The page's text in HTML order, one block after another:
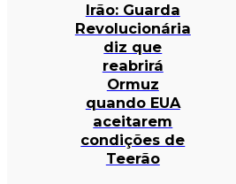
Irão: Guarda
Revolucionária
diz que
reabrirá
Ormuz
quando EUA
aceitarem
condições de
Teerão